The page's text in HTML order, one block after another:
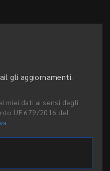
gli aggiornamenti.
miei dati ai sensi degli
UE 679/2016 del